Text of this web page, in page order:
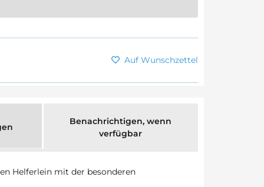
Auf Wunschzettel
Benachrichtigen, wenn
verfügbar
Helferlein mit der besonderen